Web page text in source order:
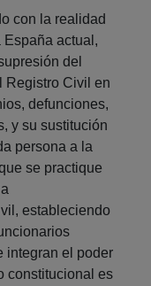
con la realidad
actual,
del
Registro Civil en
defunciones,
y su sustitución
persona a la
se practique
estableciendo
integran el poder
constitucional es